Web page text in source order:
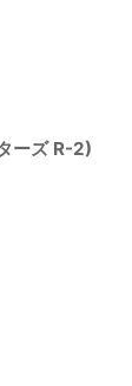
ーズ R-2)